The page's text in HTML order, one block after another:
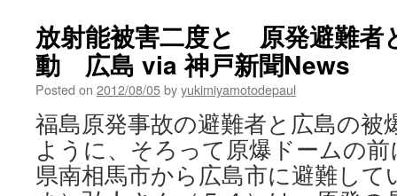
放射能被害二度と 原発避難者
動 広島 via 神戸新聞News
Posted on 2012/08/05byyukimiyamotodepaul
福島原発事故の避難者と広島の被
ように、そろって原爆ドームの
県南相馬市から広島市に避難して